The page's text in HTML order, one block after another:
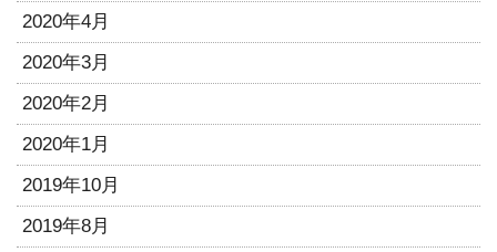
2020年4月
2020年3月
2020年2月
2020年1月
2019年10月
2019年8月